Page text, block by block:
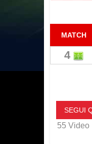
MATCH
4
SEGUI
55 Video